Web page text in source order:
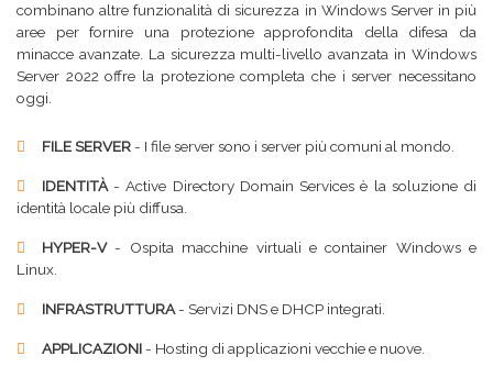
combinano altre funzionalità di sicurezza in Windows Server in più
aree per fornire una protezione approfondita della difesa da
minacce avanzate. La sicurezza multi-livello avanzata in Windows
Server 2022 offre la protezione completa che i server necessitano
oggi.
FILE SERVER - I file server sono i server più comuni al mondo.
IDENTITÀ- Active Directory Domain Services è la soluzione di
identità locale più diffusa.
HYPER-V- Ospita macchine virtuali e container Windows e
Linux.
INFRASTRUTTURA- Servizi DNS e DHCP integrati.
APPLICAZIONI - Hosting di applicazioni vecchie e nuove.